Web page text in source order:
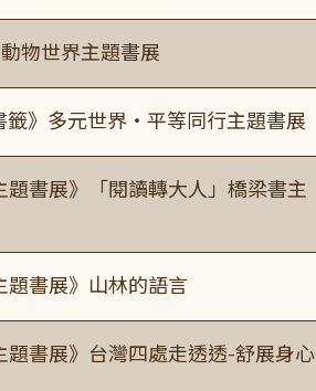
物世界主題書展
籤》多元世界・平等同行主題書展
題書展》「閱讀轉大人」橋梁書主
題書展》山林的語言
題書展》台灣四處走透透-舒展身心